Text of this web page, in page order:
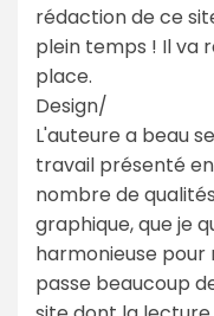
rédaction de ce
plein temps ! Il va
place.
Design/
L'auteure a beau
travail présenté
nombre de
graphique, que je
harmonieuse
passe beaucoup